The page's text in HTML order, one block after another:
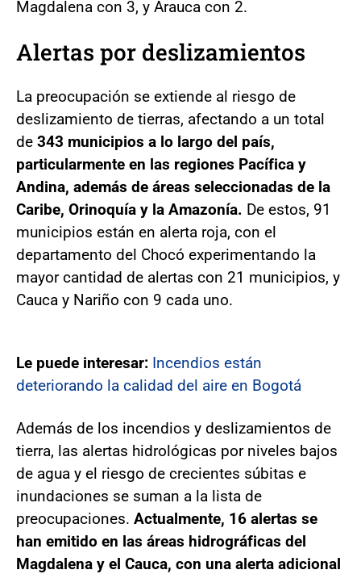
Magdalena con 3, y Arauca con 2.
Alertas por deslizamientos
La preocupación se extiende al riesgo de
deslizamiento de tierras, afectando a un total
de 343 municipios a lo largo del país,
particularmente en las regiones Pacífica y
Andina, además de áreas seleccionadas de la
Caribe, Orinoquía y la Amazonía. De estos, 91
municipios están en alerta roja, con el
departamento del Chocó experimentando la
mayor cantidad de alertas con 21 municipios, y
Cauca y Nariño con 9 cada uno.
Le puede interesar: Incendios están
deteriorando la calidad del aire en Bogotá
Además de los incendios y deslizamientos de
tierra, las alertas hidrológicas por niveles bajos
de agua y el riesgo de crecientes súbitas e
inundaciones se suman a la lista de
preocupaciones. Actualmente, 16 alertas se
han emitido en las áreas hidrográficas del
Magdalena y el Cauca, con una alerta adicional